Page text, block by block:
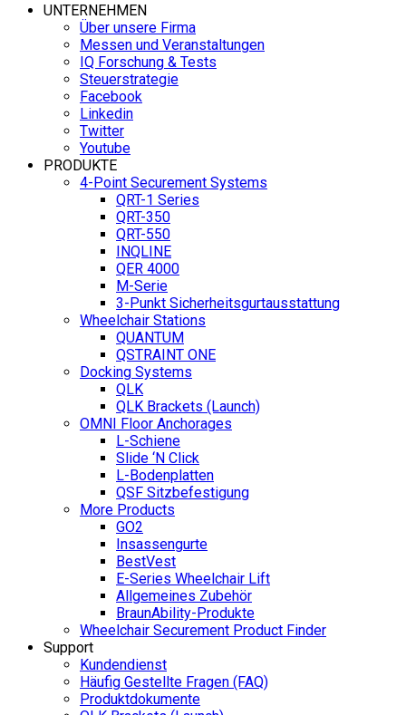
UNTERNEHMEN
Über unsere Firma
Messen und Veranstaltungen
IQ Forschung & Tests
Steuerstrategie
Facebook
Linkedin
Twitter
Youtube
PRODUKTE
4-Point Securement Systems
QRT-1 Series
QRT-350
QRT-550
INQLINE
QER 4000
M-Serie
3-Punkt Sicherheitsgurtausstattung
Wheelchair Stations
QUANTUM
QSTRAINT ONE
Docking Systems
QLK
QLK Brackets (Launch)
OMNI Floor Anchorages
L-Schiene
Slide ‘N Click
L-Bodenplatten
QSF Sitzbefestigung
More Products
GO2
Insassengurte
BestVest
E-Series Wheelchair Lift
Allgemeines Zubehör
BraunAbility-Produkte
Wheelchair Securement Product Finder
Support
Kundendienst
Häufig Gestellte Fragen (FAQ)
Produktdokumente